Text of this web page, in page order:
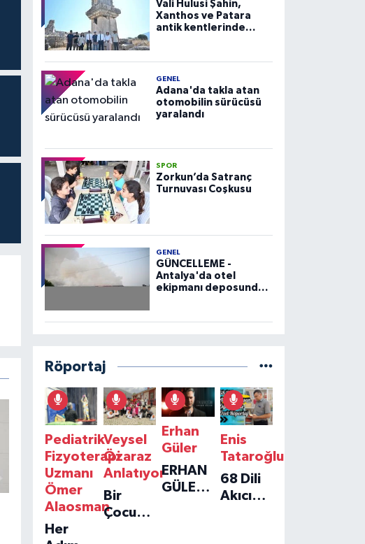
Vali Hulusi Şahin,
Xanthos ve Patara
antik kentlerinde
GENEL
Adana'da takla atan
otomobilin sürücüsü
yaralandı
SPOR
Zorkun’da Satranç
Turnuvası Coşkusu
GENEL
GÜNCELLEME -
Antalya'da otel
ekipmanı deposunda
Röportaj
Pediatrik
Fizyoterapi
Uzmanı
Ömer
Alaosman
Her
Veysel
Özaraz
Anlatıyor
Bir
Çocuğun
Erhan
Güler
ERHAN
GÜLER'IN
Enis
Tataroğlu
68 Dili
Akıcı